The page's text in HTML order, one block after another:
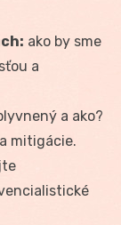
ako by sme
a
a ako?
mitigácie.